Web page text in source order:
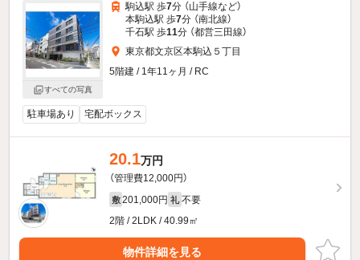
すべての写真
駒込駅 歩7分 （山手線など）
本駒込駅 歩7分 （南北線）
千石駅 歩11分 （都営三田線）
東京都文京区本駒込５丁目
5階建 / 1年11ヶ月 / RC
駐車場あり 宅配ボックス
20.1万円
（管理費12,000円）
敷 201,000円 礼 不要
2階 / 2LDK / 40.99㎡
物件詳細を見る